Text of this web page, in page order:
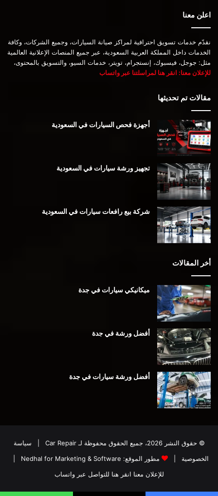
اعلن معنا
نقدّم خدمات تسويق احترافية لمراكز صيانة السيارات، وجميع الشركات، وكافة
الخدمات داخل المملكة العربية السعودية، عبر جميع المنصات الإعلانية العالمية
مثل: جوجل، فيسبوك، إنستجرام، تويتر، خدمات السيو، والتسويق بالمحتوى،
للإعلان معنا: انقر هنا لمراسلتنا عبر واتساب
مقالات تم تحديثها
أجهزة فحص السيارات في السعودية
تجهيز ورشة سيارات في السعودية
شركة بيع رافعات سيارات في السعودية
أخر المقالات
ميكانيكي سيارات في جدة
أفضل ورشة في جدة
أفضل ورشة سيارات في جدة
© حقوق النشر 2026، جميع الحقوق محفوظة لـ Car Repair
سياسة
الخصوصية
مطور الموقع: Nedhal for Marketing & Software
للإعلان معنا انقر هنا للتواصل عبر واتساب